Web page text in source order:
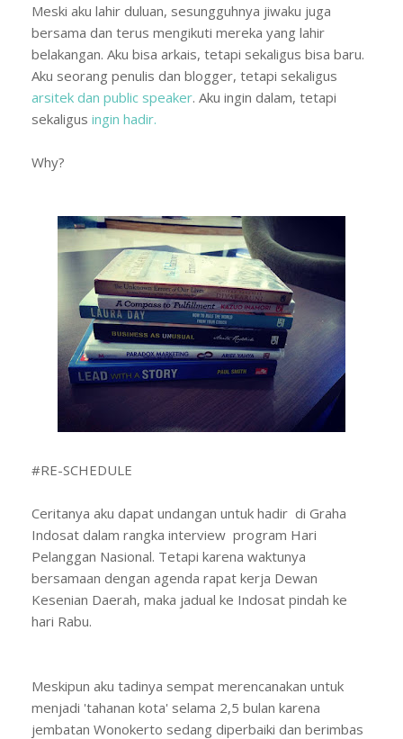
Meski aku lahir duluan, sesungguhnya jiwaku juga
bersama dan terus mengikuti mereka yang lahir
belakangan. Aku bisa arkais, tetapi sekaligus bisa baru.
Aku seorang penulis dan blogger, tetapi sekaligus
arsitek dan public speaker. Aku ingin dalam, tetapi
sekaligus ingin hadir.
Why?
#RE-SCHEDULE
Ceritanya aku dapat undangan untuk hadir di Graha
Indosat dalam rangka interview program Hari
Pelanggan Nasional. Tetapi karena waktunya
bersamaan dengan agenda rapat kerja Dewan
Kesenian Daerah, maka jadual ke Indosat pindah ke
hari Rabu.
Meskipun aku tadinya sempat merencanakan untuk
menjadi 'tahanan kota' selama 2,5 bulan karena
jembatan Wonokerto sedang diperbaiki dan berimbas